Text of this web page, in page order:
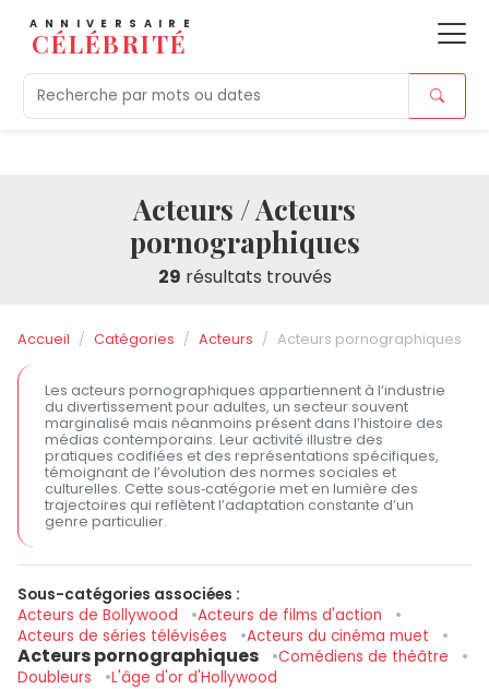
ANNIVERSAIRE
CÉLÉBRITÉ
Aujourd'hui Tendances Morts
Acteurs / Acteurs
pornographiques
29 résultats trouvés
Accueil Catégories Acteurs Acteurs pornographiques
Les acteurs pornographiques appartiennent à l’industrie
du divertissement pour adultes, un secteur souvent
marginalisé mais néanmoins présent dans l’histoire des
médias contemporains. Leur activité illustre des
pratiques codifiées et des représentations spécifiques,
témoignant de l’évolution des normes sociales et
culturelles. Cette sous‑catégorie met en lumière des
trajectoires qui reflètent l’adaptation constante d’un
genre particulier.
Sous-catégories associées :
Acteurs de Bollywood
Acteurs de films d'action
Acteurs de séries télévisées
Acteurs du cinéma muet
Acteurs pornographiques
Comédiens de théâtre
Doubleurs
L'âge d'or d'Hollywood